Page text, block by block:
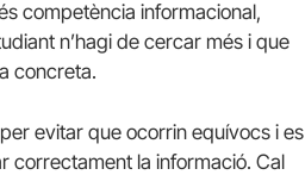
competència informacional,
n’hagi de cercar més i que
concreta.
evitar que ocorrin equívocs i es
correctament la informació. Cal